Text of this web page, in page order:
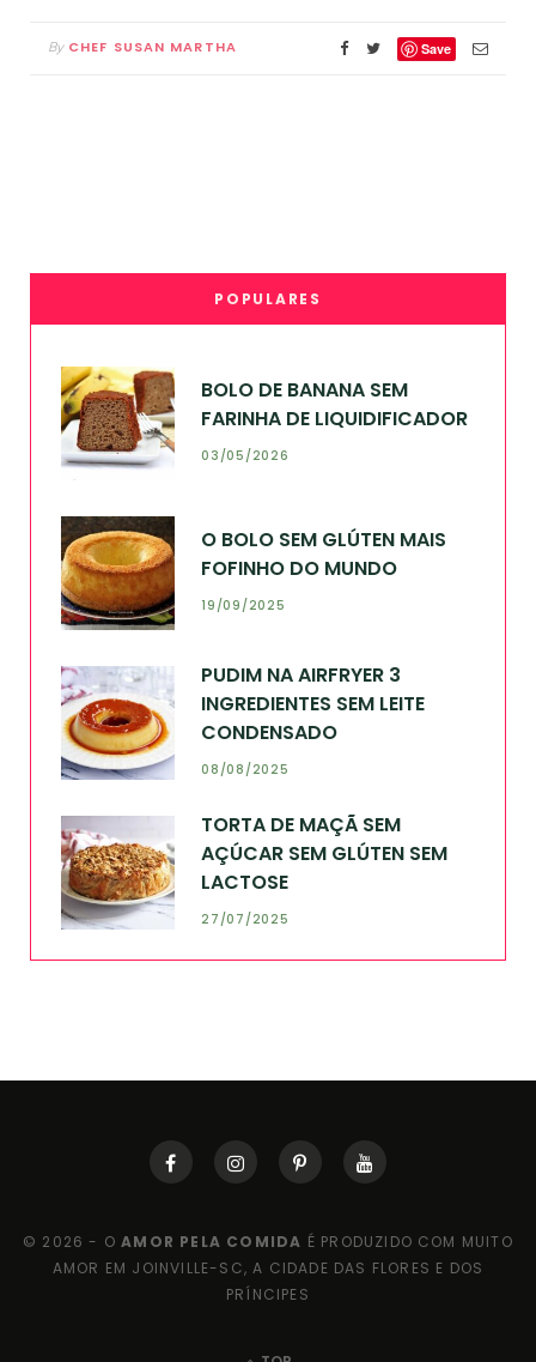
By CHEF SUSAN MARTHA Save
POPULARES
BOLO DE BANANA SEM
FARINHA DE LIQUIDIFICADOR
03/05/2026
O BOLO SEM GLÚTEN MAIS
FOFINHO DO MUNDO
19/09/2025
PUDIM NA AIRFRYER 3
INGREDIENTES SEM LEITE
CONDENSADO
08/08/2025
TORTA DE MAÇÃ SEM
AÇÚCAR SEM GLÚTEN SEM
LACTOSE
27/07/2025
© 2026 - OAMOR PELA COMIDA É PRODUZIDO COM MUITO
AMOR EM JOINVILLE-SC, A CIDADE DAS FLORES E DOS
PRÍNCIPES